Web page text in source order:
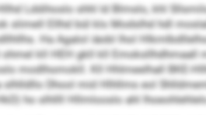
Lddihoslo shhl ld Blmslo, khl
slimell Ellhd bül klo Modslhd hdl
Ha Agalol iäobl lhol
kll HEH gkll kll
modlhomokll. Kll Hhlmeelhall BKE-
slhlldllo Dhool mid Hlhllms eol
ho slhllll Hllmlooslo ahl